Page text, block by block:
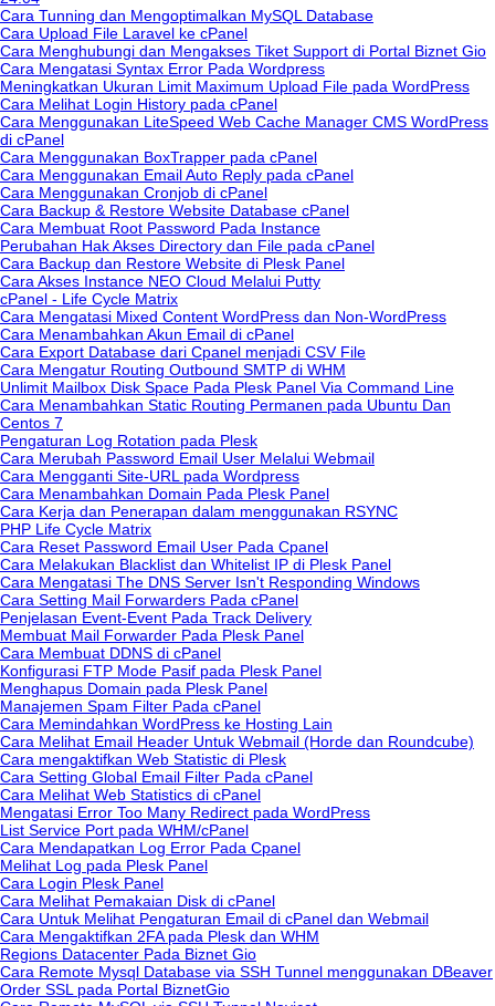
Cara Tunning dan Mengoptimalkan MySQL Database
Cara Upload File Laravel ke cPanel
Cara Menghubungi dan Mengakses Tiket Support di Portal Biznet Gio
Cara Mengatasi Syntax Error Pada Wordpress
Meningkatkan Ukuran Limit Maximum Upload File pada WordPress
Cara Melihat Login History pada cPanel
Cara Menggunakan LiteSpeed Web Cache Manager CMS WordPress
di cPanel
Cara Menggunakan BoxTrapper pada cPanel
Cara Menggunakan Email Auto Reply pada cPanel
Cara Menggunakan Cronjob di cPanel
Cara Backup & Restore Website Database cPanel
Cara Membuat Root Password Pada Instance
Perubahan Hak Akses Directory dan File pada cPanel
Cara Backup dan Restore Website di Plesk Panel
Cara Akses Instance NEO Cloud Melalui Putty
cPanel - Life Cycle Matrix
Cara Mengatasi Mixed Content WordPress dan Non-WordPress
Cara Menambahkan Akun Email di cPanel
Cara Export Database dari Cpanel menjadi CSV File
Cara Mengatur Routing Outbound SMTP di WHM
Unlimit Mailbox Disk Space Pada Plesk Panel Via Command Line
Cara Menambahkan Static Routing Permanen pada Ubuntu Dan
Centos 7
Pengaturan Log Rotation pada Plesk
Cara Merubah Password Email User Melalui Webmail
Cara Mengganti Site-URL pada Wordpress
Cara Menambahkan Domain Pada Plesk Panel
Cara Kerja dan Penerapan dalam menggunakan RSYNC
PHP Life Cycle Matrix
Cara Reset Password Email User Pada Cpanel
Cara Melakukan Blacklist dan Whitelist IP di Plesk Panel
Cara Mengatasi The DNS Server Isn't Responding Windows
Cara Setting Mail Forwarders Pada cPanel
Penjelasan Event-Event Pada Track Delivery
Membuat Mail Forwarder Pada Plesk Panel
Cara Membuat DDNS di cPanel
Konfigurasi FTP Mode Pasif pada Plesk Panel
Menghapus Domain pada Plesk Panel
Manajemen Spam Filter Pada cPanel
Cara Memindahkan WordPress ke Hosting Lain
Cara Melihat Email Header Untuk Webmail (Horde dan Roundcube)
Cara mengaktifkan Web Statistic di Plesk
Cara Setting Global Email Filter Pada cPanel
Cara Melihat Web Statistics di cPanel
Mengatasi Error Too Many Redirect pada WordPress
List Service Port pada WHM/cPanel
Cara Mendapatkan Log Error Pada Cpanel
Melihat Log pada Plesk Panel
Cara Login Plesk Panel
Cara Melihat Pemakaian Disk di cPanel
Cara Untuk Melihat Pengaturan Email di cPanel dan Webmail
Cara Mengaktifkan 2FA pada Plesk dan WHM
Regions Datacenter Pada Biznet Gio
Cara Remote Mysql Database via SSH Tunnel menggunakan DBeaver
Order SSL pada Portal BiznetGio